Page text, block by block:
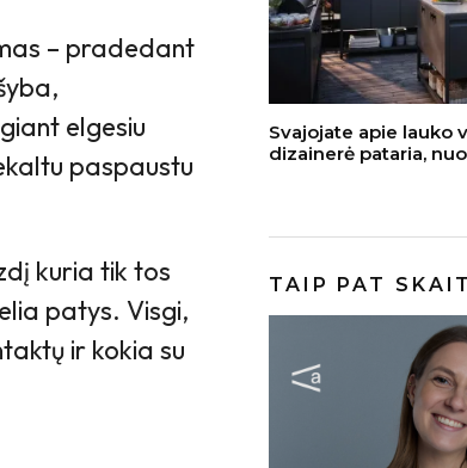
– pradedant
elgesiu
paspaustu
kuria tik tos
patys. Visgi,
ir kokia su
Svajojate apie lauko
dizainerė pataria,
TAIP PAT